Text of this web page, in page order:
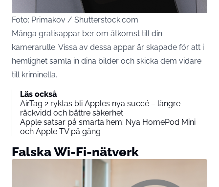
Foto: Primakov / Shutterstock.com
Många gratisappar ber om åtkomst till din
kamerarulle. Vissa av dessa appar är skapade för att i
hemlighet samla in dina bilder och skicka dem vidare
till kriminella.
Läs också
AirTag 2 ryktas bli Apples nya succé – längre
räckvidd och bättre säkerhet
Apple satsar på smarta hem: Nya HomePod Mini
och Apple TV på gång
Falska Wi-Fi-nätverk